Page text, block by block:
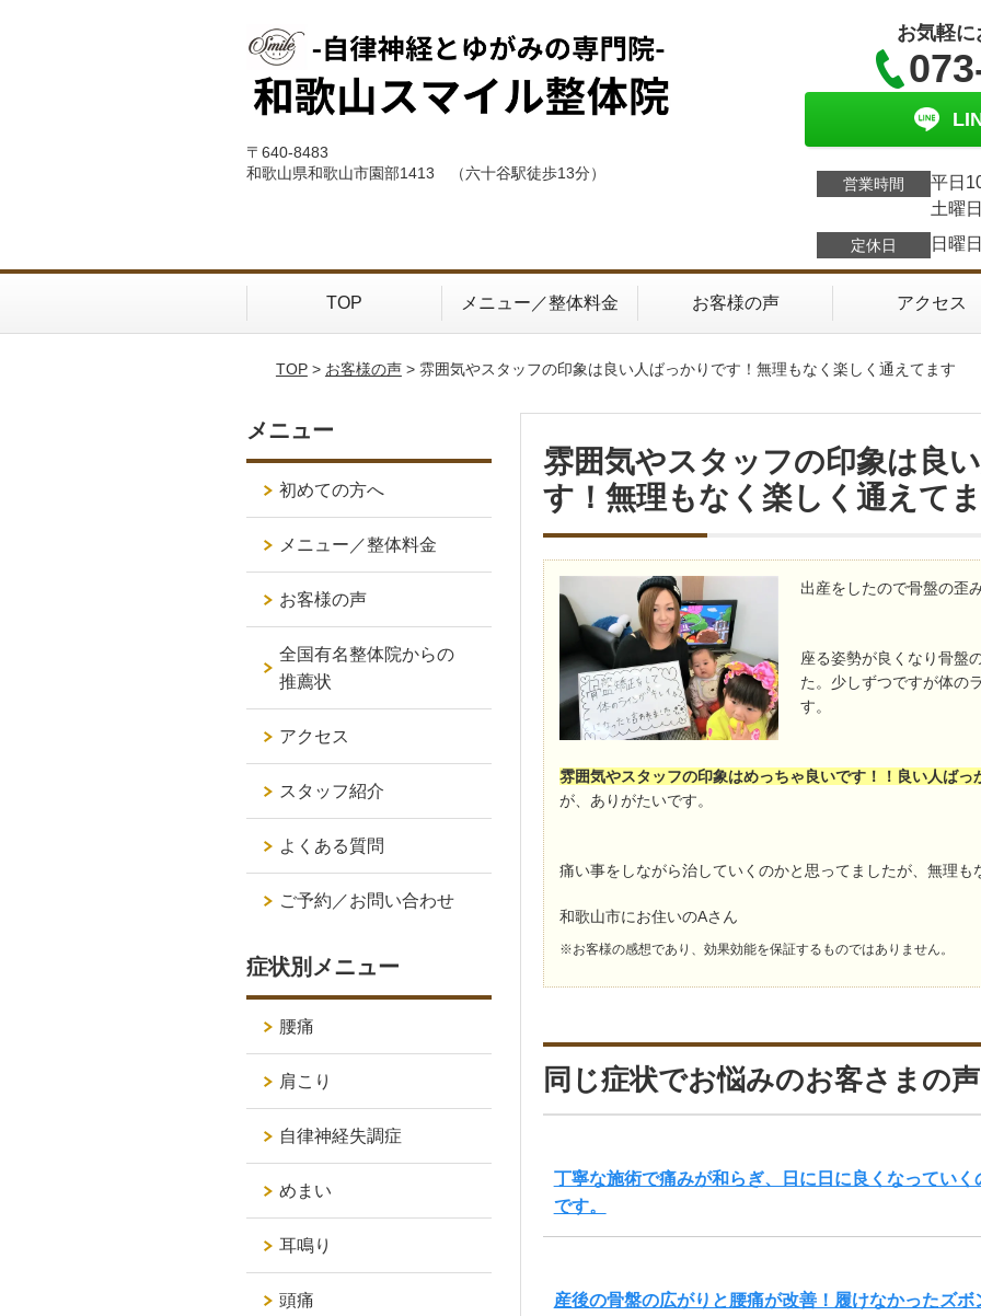
〒640-8483
和歌山県和歌山市園部1413 （六十谷駅徒歩13分）
お気軽
営業時間
平日
土曜
定休日 日曜
TOP メニュー／整体料金 お客様の声 アクセス
TOP> お客様の声> 雰囲気やスタッフの印象は良い人ばっかりです！無理もなく楽しく通えてます
雰囲気やスタッフの印象は良
す！無理もなく楽しく通えて
出産をしたので骨盤の歪
座る姿勢が良くなり骨盤
た。少しずつですが体の
す。
雰囲気やスタッフの印象はめっちゃ良いです！！良い人ばっ
が、ありがたいです。
痛い事をしながら治していくのかと思ってましたが、無理も
和歌山市にお住いのAさん
※お客様の感想であり、効果効能を保証するものではありません。
同じ症状でお悩みのお客さまの声
丁寧な施術で痛みが和らぎ、日に日に良くなっていく
です。
産後の骨盤の広がりと腰痛が改善！履けなかったズボ
メニュー
初めての方へ
メニュー／整体料金
お客様の声
全国有名整体院からの
推薦状
アクセス
スタッフ紹介
よくある質問
ご予約／お問い合わせ
症状別メニュー
腰痛
肩こり
自律神経失調症
めまい
耳鳴り
頭痛